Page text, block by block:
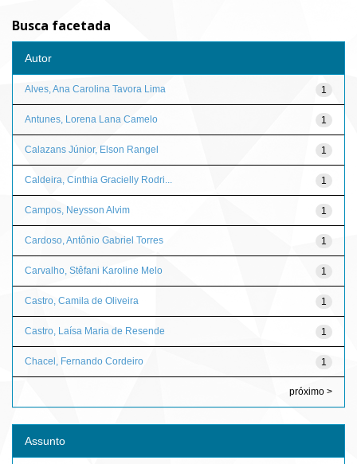
Busca facetada
Autor
1
Alves, Ana Carolina Tavora Lima
1
Antunes, Lorena Lana Camelo
1
Calazans Júnior, Elson Rangel
1
Caldeira, Cinthia Gracielly Rodri...
1
Campos, Neysson Alvim
1
Cardoso, Antônio Gabriel Torres
1
Carvalho, Stêfani Karoline Melo
1
Castro, Camila de Oliveira
1
Castro, Laísa Maria de Resende
1
Chacel, Fernando Cordeiro
próximo >
Assunto